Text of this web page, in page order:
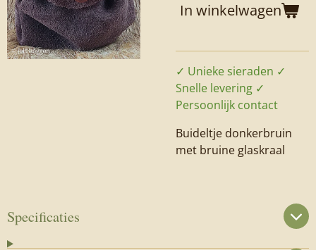
In winkelwagen
✓ Unieke sieraden ✓
Snelle levering ✓
Persoonlijk contact
Buideltje donkerbruin
met bruine glaskraal
Specificaties